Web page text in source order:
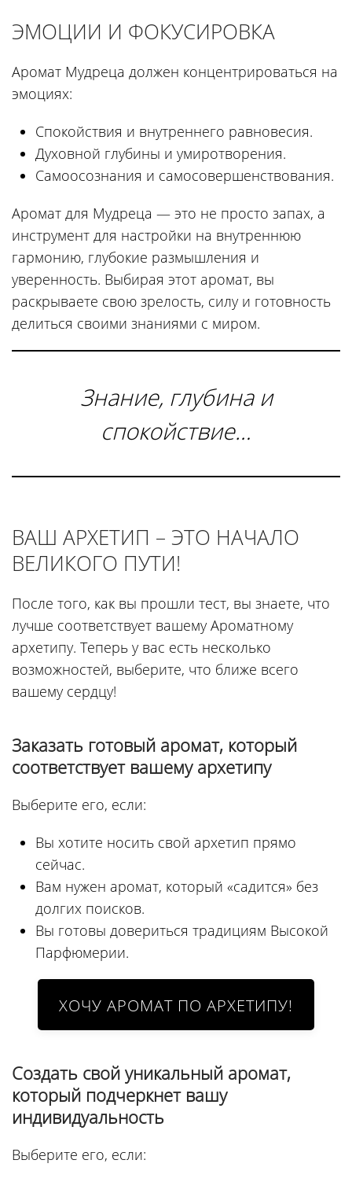
ЭМОЦИИ И ФОКУСИРОВКА
Аромат Мудреца должен концентрироваться на
эмоциях:
Спокойствия и внутреннего равновесия.
Духовной глубины и умиротворения.
Самоосознания и самосовершенствования.
Аромат для Мудреца — это не просто запах, а
инструмент для настройки на внутреннюю
гармонию, глубокие размышления и
уверенность. Выбирая этот аромат, вы
раскрываете свою зрелость, силу и готовность
делиться своими знаниями с миром.
Знание, глубина и
спокойствие…
ВАШ АРХЕТИП – ЭТО НАЧАЛО
ВЕЛИКОГО ПУТИ!
После того, как вы прошли тест, вы знаете, что
лучше соответствует вашему Ароматному
архетипу. Теперь у вас есть несколько
возможностей, выберите, что ближе всего
вашему сердцу!
Заказать готовый аромат, который
соответствует вашему архетипу
Выберите его, если:
Вы хотите носить свой архетип прямо
сейчас.
Вам нужен аромат, который «садится» без
долгих поисков.
Вы готовы довериться традициям Высокой
Парфюмерии.
Создать свой уникальный аромат,
который подчеркнет вашу
индивидуальность
Выберите его, если: